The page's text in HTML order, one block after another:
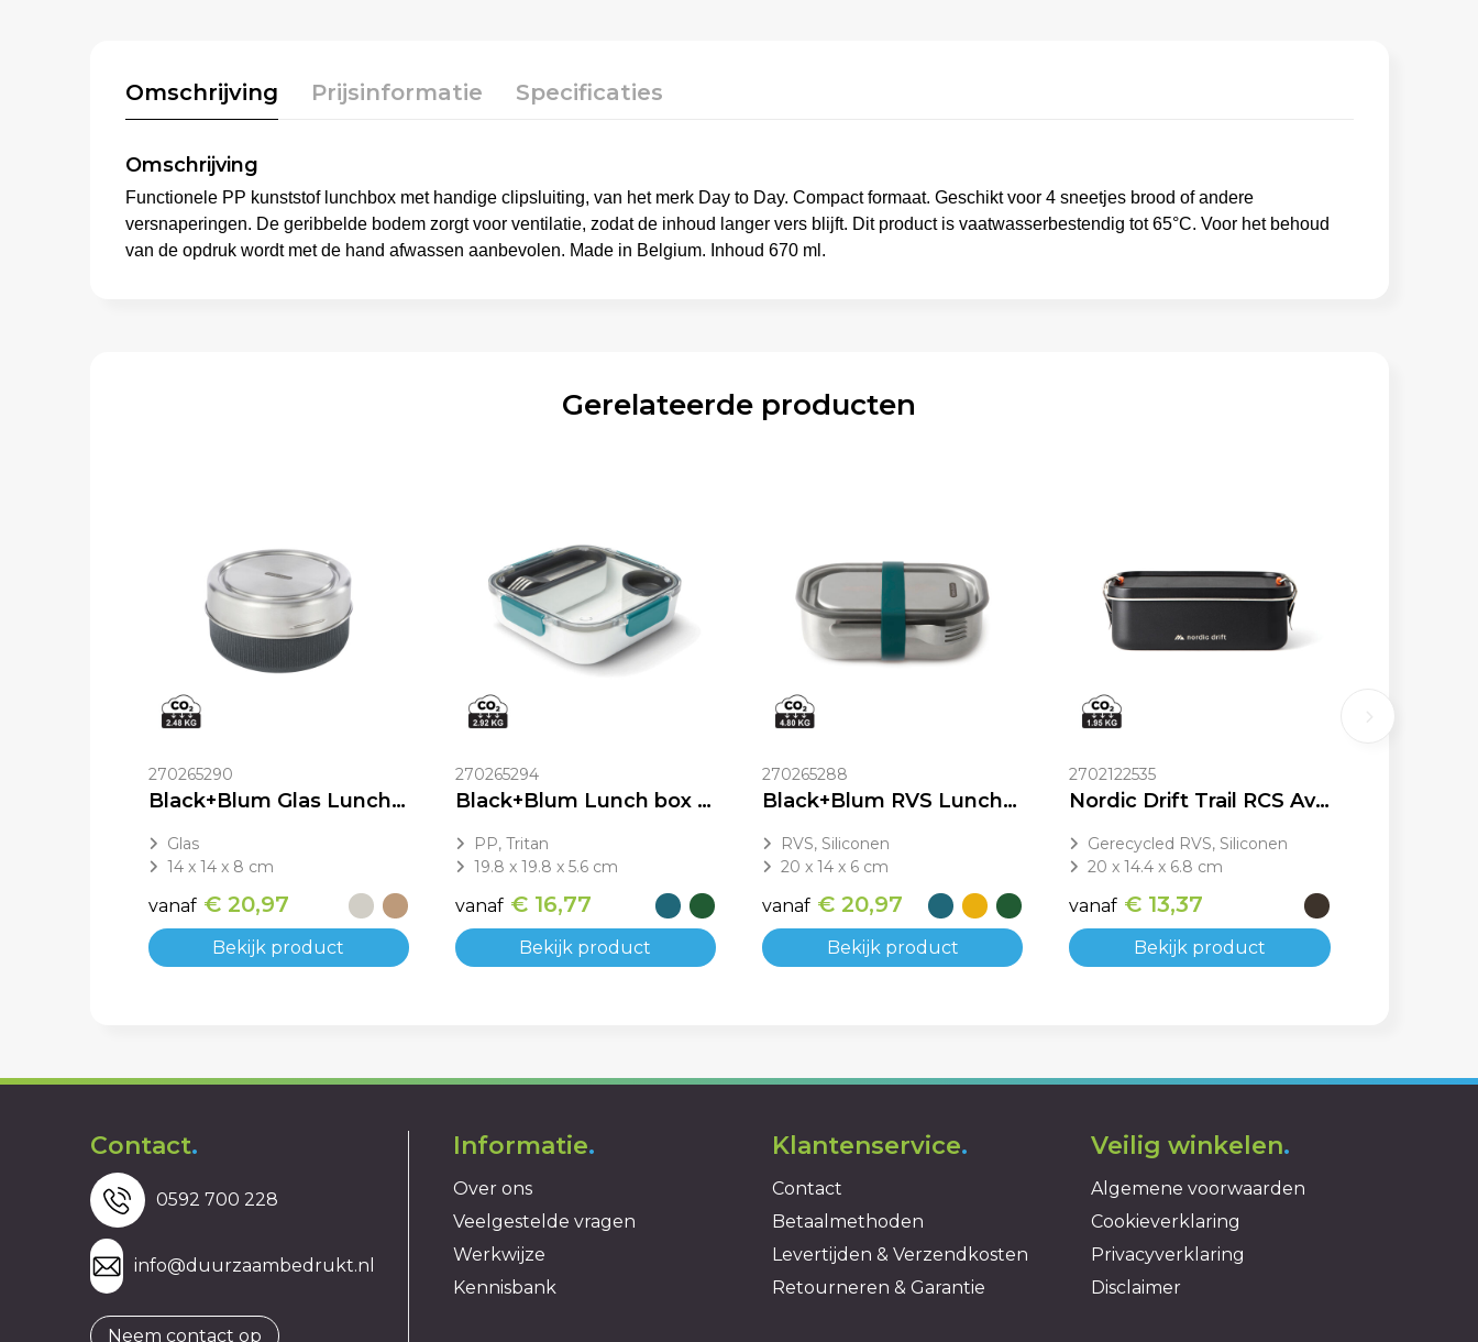
Omschrijving Prijsinformatie Specificaties
Omschrijving
Functionele PP kunststof lunchbox met handige clipsluiting, van het merk Day to Day. Compact formaat. Geschikt voor 4 sneetjes brood of andere
versnaperingen. De geribbelde bodem zorgt voor ventilatie, zodat de inhoud langer vers blijft. Dit product is vaatwasserbestendig tot 65°C. Voor het behoud
van de opdruk wordt met de hand afwassen aanbevolen. Made in Belgium. Inhoud 670 ml.
Gerelateerde producten
270265290
Black+Blum Glas Lunch Bowl 750ml
Glas
14 x 14 x 8 cm
vanaf € 20,97
Bekijk product
270265294
Black+Blum Lunch box origineel
PP, Tritan
19.8 x 19.8 x 5.6 cm
vanaf € 16,77
Bekijk product
270265288
Black+Blum RVS Lunchbox Groot
RVS, Siliconen
20 x 14 x 6 cm
vanaf € 20,97
Bekijk product
2702122535
Nordic Drift Trail RCS Avontuur Lunchbox 1200ML
Gerecycled RVS, Siliconen
20 x 14.4 x 6.8 cm
vanaf € 13,37
Bekijk product
Contact.
0592 700 228
info@duurzaambedrukt.nl
Neem contact op
Informatie.
Over ons
Veelgestelde vragen
Werkwijze
Kennisbank
Klantenservice.
Contact
Betaalmethoden
Levertijden & Verzendkosten
Retourneren & Garantie
Veilig winkelen.
Algemene voorwaarden
Cookieverklaring
Privacyverklaring
Disclaimer